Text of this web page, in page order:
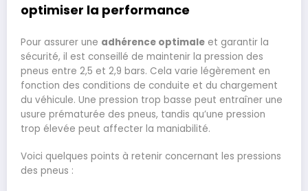
optimiser la performance
Pour assurer une adhérence optimale et garantir la
sécurité, il est conseillé de maintenir la pression des
pneus entre 2,5 et 2,9 bars. Cela varie légèrement en
fonction des conditions de conduite et du chargement
du véhicule. Une pression trop basse peut entraîner une
usure prématurée des pneus, tandis qu’une pression
trop élevée peut affecter la maniabilité.
Voici quelques points à retenir concernant les pressions
des pneus :